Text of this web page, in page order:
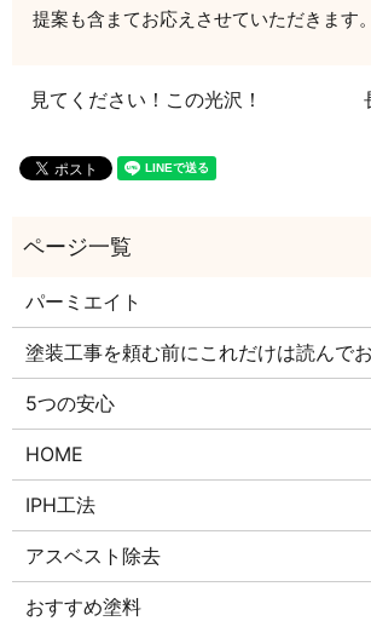
提案も含まてお応えさせていただきます。
見てください！この光沢！
パーミエイト
塗装工事を頼む前にこれだけは読んで
5つの安心
HOME
IPH工法
アスベスト除去
おすすめ塗料